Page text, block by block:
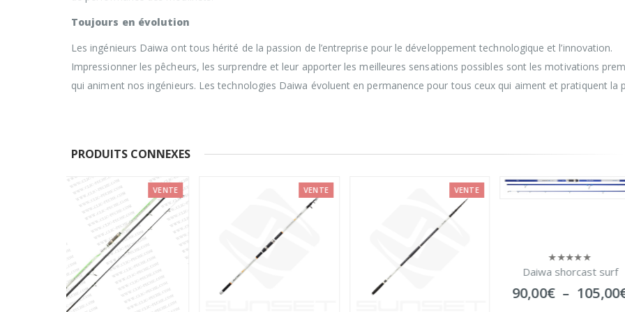
Toujours en évolution
Les ingénieurs Daiwa ont tous hérité de la passion de l’entreprise pour le développement technologique et l’innovation.
Impressionner les pêcheurs, les surprendre et leur apporter les meilleures sensations possibles sont les motivations
qui animent nos ingénieurs. Les technologies Daiwa évoluent en permanence pour tous ceux qui aiment et pratiquent la
PRODUITS CONNEXES
VENTE VENTE
Daiwa shorcast surf
Plage